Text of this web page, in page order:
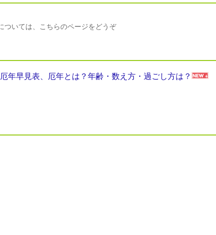
いては、こちらのページをどうぞ
年早見表、厄年とは？年齢・数え方・過ごし方は？